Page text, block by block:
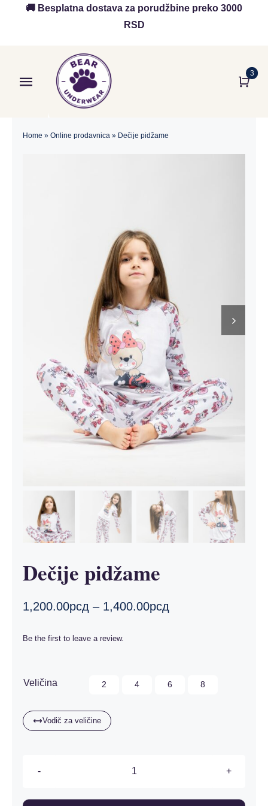
🚚 Besplatna dostava za porudžbine preko 3000
RSD
Toggle
Navigation
3
Home » Online prodavnica» Dečije pidžame
Dečije pidžame
1,200.00рсд – 1,400.00рсд
Be the first to leave a review.
Veličina 2 4 6 8
Vodič za veličine